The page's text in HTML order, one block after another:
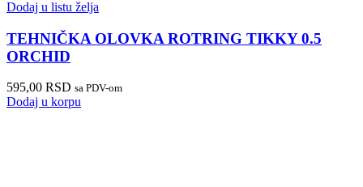
Dodaj u listu želja
TEHNIČKA OLOVKA ROTRING TIKKY 0.5
ORCHID
595,00 RSD sa PDV-om
Dodaj u korpu